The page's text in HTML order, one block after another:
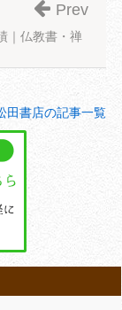
｜仏教書・禅
Prev
田書店の記事一覧